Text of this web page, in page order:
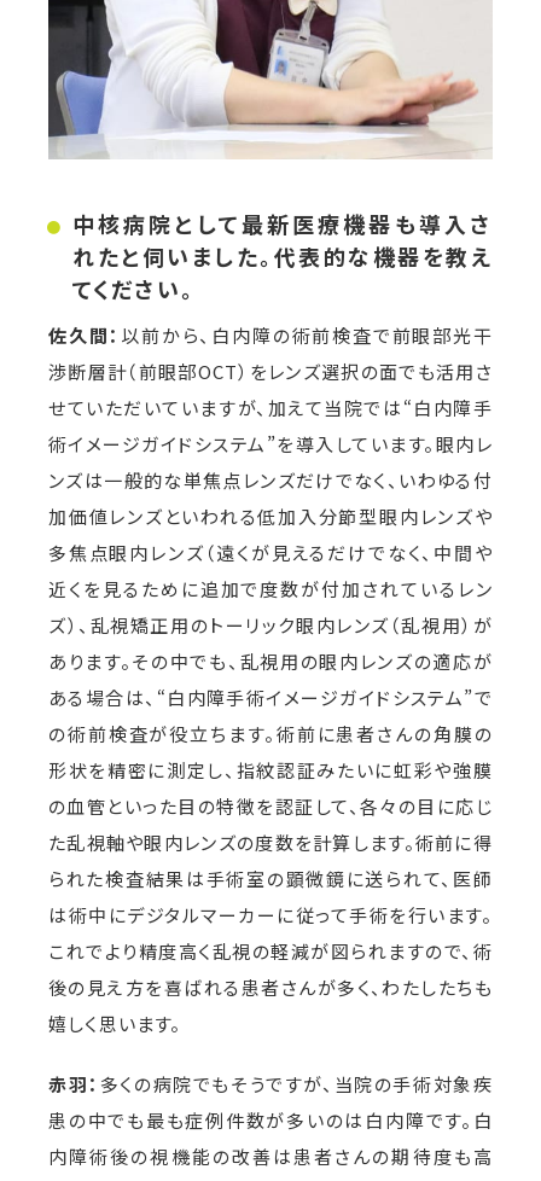
中核病院として最新医療機器も導入さ
れたと伺いました。代表的な機器を教え
てください。
佐久間： 以前から、白内障の術前検査で前眼部光干
渉断層計（前眼部OCT）をレンズ選択の面でも活用さ
せていただいていますが、加えて当院では“白内障手
術イメージガイドシステム”を導入しています。眼内レ
ンズは一般的な単焦点レンズだけでなく、いわゆる付
加価値レンズといわれる低加入分節型眼内レンズや
多焦点眼内レンズ（遠くが見えるだけでなく、中間や
近くを見るために追加で度数が付加されているレン
ズ）、乱視矯正用のトーリック眼内レンズ（乱視用）が
あります。その中でも、乱視用の眼内レンズの適応が
ある場合は、“白内障手術イメージガイドシステム”で
の術前検査が役立ちます。術前に患者さんの角膜の
形状を精密に測定し、指紋認証みたいに虹彩や強膜
の血管といった目の特徴を認証して、各々の目に応じ
た乱視軸や眼内レンズの度数を計算します。術前に得
られた検査結果は手術室の顕微鏡に送られて、医師
は術中にデジタルマーカーに従って手術を行います。
これでより精度高く乱視の軽減が図られますので、術
後の見え方を喜ばれる患者さんが多く、わたしたちも
嬉しく思います。
赤羽： 多くの病院でもそうですが、当院の手術対象疾
患の中でも最も症例件数が多いのは白内障です。白
内障術後の視機能の改善は患者さんの期待度も高